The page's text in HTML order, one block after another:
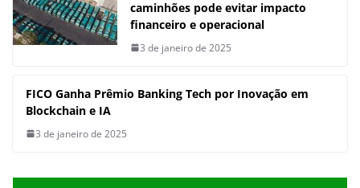
caminhões pode evitar impacto
financeiro e operacional
3 de janeiro de 2025
FICO Ganha Prêmio Banking Tech por Inovação em
Blockchain e IA
3 de janeiro de 2025